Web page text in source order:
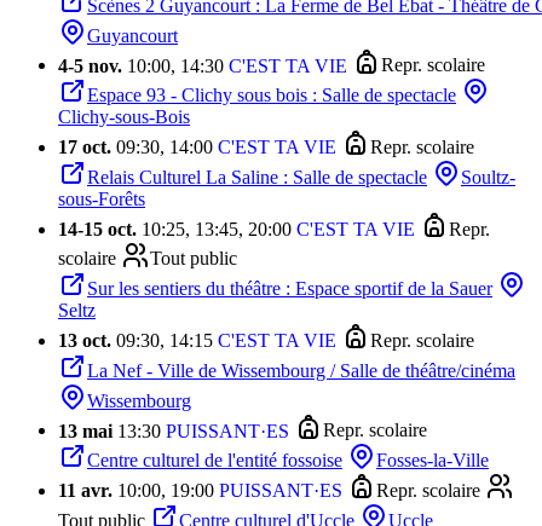
Scènes 2 Guyancourt : La Ferme de Bel Ebat - Théâtre de
Guyancourt
4-5 nov. 10:00, 14:30 C'EST TA VIE
Repr. scolaire
Espace 93 - Clichy sous bois : Salle de spectacle
Clichy-sous-Bois
17 oct. 09:30, 14:00 C'EST TA VIE
Repr. scolaire
Relais Culturel La Saline : Salle de spectacle
Soultz-
sous-Forêts
14-15 oct. 10:25, 13:45, 20:00 C'EST TA VIE
Repr.
scolaire
Tout public
Sur les sentiers du théâtre : Espace sportif de la Sauer
Seltz
13 oct. 09:30, 14:15 C'EST TA VIE
Repr. scolaire
La Nef - Ville de Wissembourg / Salle de théâtre/cinéma
Wissembourg
13 mai 13:30 PUISSANT·ES
Repr. scolaire
Centre culturel de l'entité fossoise
Fosses-la-Ville
11 avr. 10:00, 19:00 PUISSANT·ES
Repr. scolaire
Tout public
Centre culturel d'Uccle
Uccle